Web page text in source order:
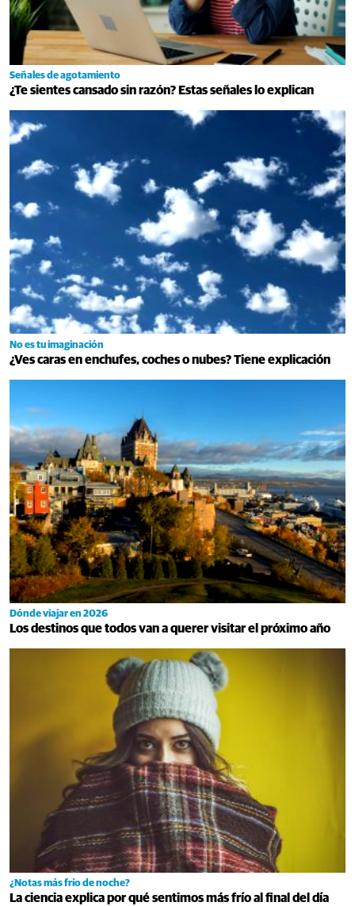
Señales de agotamiento
¿Te sientes cansado sin razón? Estas señales lo explican
No es tu imaginación
¿Ves caras en enchufes, coches o nubes? Tiene explicación
Dónde viajar en 2026
Los destinos que todos van a querer visitar el próximo año
¿Notas más frío de noche?
La ciencia explica por qué sentimos más frío al final del día